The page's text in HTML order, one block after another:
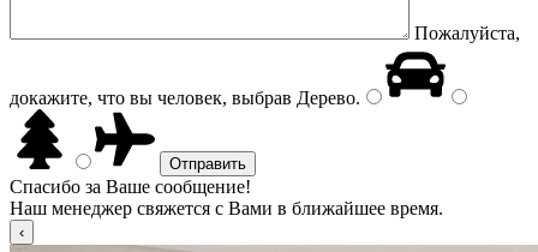
Пожалуйста,
докажите, что вы человек, выбрав Дерево.
Спасибо за Ваше сообщение!
Наш менеджер свяжется с Вами в ближайшее время.